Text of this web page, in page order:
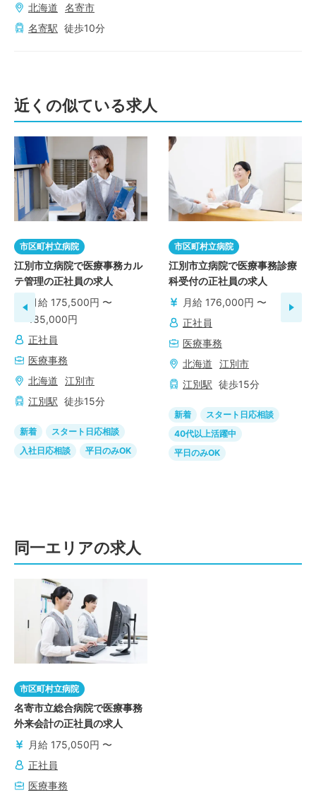
北海道
名寄市
名寄駅 徒歩10分
近くの似ている求人
市区町村立病院
江別市立病院で医療事務カル
テ管理の正社員の求人
月給 175,500円 〜
185,000円
正社員
医療事務
北海道
江別市
江別駅 徒歩15分
新着
スタート日応相談
入社日応相談
平日のみOK
市区町村立病院
江別市立病院で医療事務診療
科受付の正社員の求人
月給 176,000円 〜
正社員
医療事務
北海道
江別市
江別駅 徒歩15分
新着
スタート日応相談
40代以上活躍中
平日のみOK
同一エリアの求人
市区町村立病院
名寄市立総合病院で医療事務
外来会計の正社員の求人
月給 175,050円 〜
正社員
医療事務